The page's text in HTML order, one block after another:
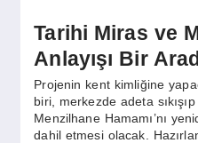
Tarihi Miras ve
Anlayışı Bir
Projenin kent kimliğine
biri, merkezde adeta
Menzilhane Hamamı’nı
dahil etmesi olacak.